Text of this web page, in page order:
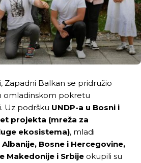
Zapadni Balkan se pridružio
omladinskom pokretu
Uz podršku UNDP-a u Bosni i
projekta (mreža za
ekosistema), mladi
Albanije, Bosne i Hercegovine,
Makedonije i Srbije okupili su